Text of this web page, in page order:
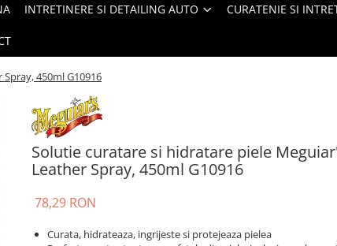
INTRETINERE SI DETAILING AUTO CURATENIE SI
450ml G10916
Solutie curatare si hidratare piele
Leather Spray, 450ml G10916
78,29 RON
Curata, hidrateaza, ingrijeste si protejeaza pielea